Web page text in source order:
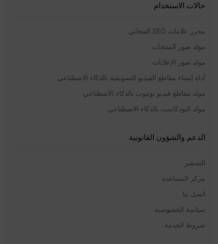
حالات الاستخدام
محرر علامات SEO المجاني
مولد صور المنتجات
مولد صور الإعلانات
أداة إنشاء مقاطع الفيديو التسويقية بالذكاء الاصطناعي
مولد مقاطع فيديو يوتيوب بالذكاء الاصطناعي
مولد البودكاست بالذكاء الاصطناعي
الدعم والشؤون القانونية
التسعير
مركز المساعدة
اتصل بنا
سياسة الخصوصية
شروط الخدمة